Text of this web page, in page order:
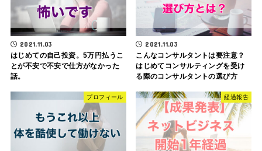
2021.11.03
はじめての自己投資。5万円払うこ
とが不安で不安で仕方がなかった
話。
2021.11.03
こんなコンサルタントは要注意？
はじめてコンサルティングを受け
る際のコンサルタントの選び方
プロフィール 経過報告